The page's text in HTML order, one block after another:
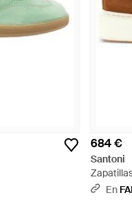
684 €
Santoni
Borrego
En